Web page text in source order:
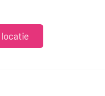
locatie